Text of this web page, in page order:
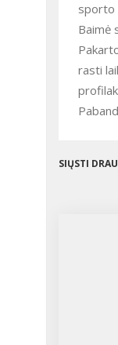
sporto
Baimė
rasti
SIŲSTI